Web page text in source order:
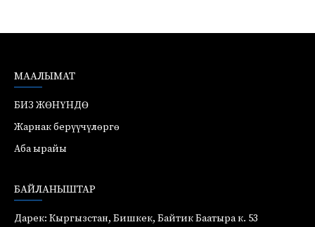
МААЛЫМАТ
БИЗ ЖӨНҮНДӨ
Жарнак берүүчүлөргө
Аба ырайы
БАЙЛАНЫШТАР
Дарек: Кыргызстан, Бишкек, Байтик Баатыра к. 53